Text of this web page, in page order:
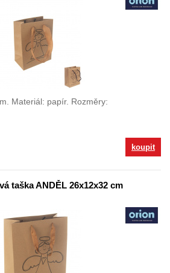
Materiál: papír. Rozměry:
koupit
taška ANDĚL 26x12x32 cm